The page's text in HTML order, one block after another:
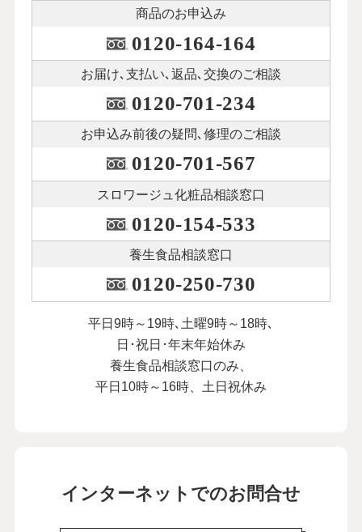
商品のお申込み
0120-164-164
お届け､支払い､ 返品､交換のご相談
0120-701-234
お申込み前後の疑問､修理のご相談
0120-701-567
スロワージュ化粧品相談窓口
0120-154-533
養生食品相談窓口
0120-250-730
平日9時～19時､土曜9時～18時､
日･祝日･年末年始休み
養生食品相談窓口のみ、
平日10時～16時、土日祝休み
インターネットでのお問合せ